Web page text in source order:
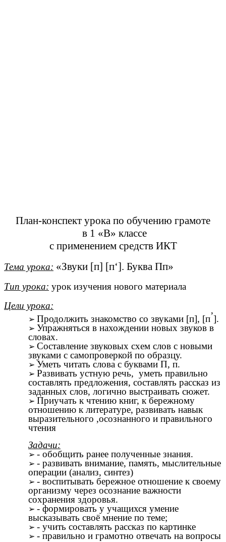
План-конспект урока по обучению грамоте
в 1 «В» классе
с применением средств ИКТ
Тема урока: «Звуки [п] [п‘]. Буква Пп»
Тип урока: урок изучения нового материала
Цели урока:
Продолжить знакомство со звуками [п], [п’].
Упражняться в нахождении новых звуков в
словах.
Составление звуковых схем слов с новыми
звуками с самопроверкой по образцу.
Уметь читать слова с буквами П, п.
Развивать устную речь, уметь правильно
составлять предложения, составлять рассказ из
заданных слов, логично выстраивать сюжет.
Приучать к чтению книг, к бережному
отношению к литературе, развивать навык
выразительного ,осознанного и правильного
чтения
Задачи:
- обобщить ранее полученные знания.
- развивать внимание, память, мыслительные
операции (анализ, синтез)
- воспитывать бережное отношение к своему
организму через осознание важности
сохранения здоровья.
- формировать у учащихся умение
высказывать своё мнение по теме;
- учить составлять рассказ по картинке
- правильно и грамотно отвечать на вопросы